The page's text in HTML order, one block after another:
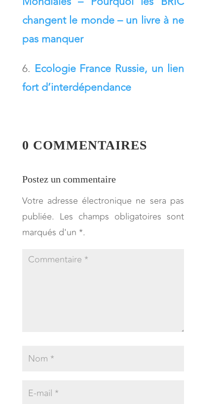
changent le monde – un livre à ne
pas manquer
Ecologie France Russie, un lien
fort d’interdépendance
0 COMMENTAIRES
Postez un commentaire
Votre adresse électronique ne sera pas
publiée. Les champs obligatoires sont
marqués d'un *.